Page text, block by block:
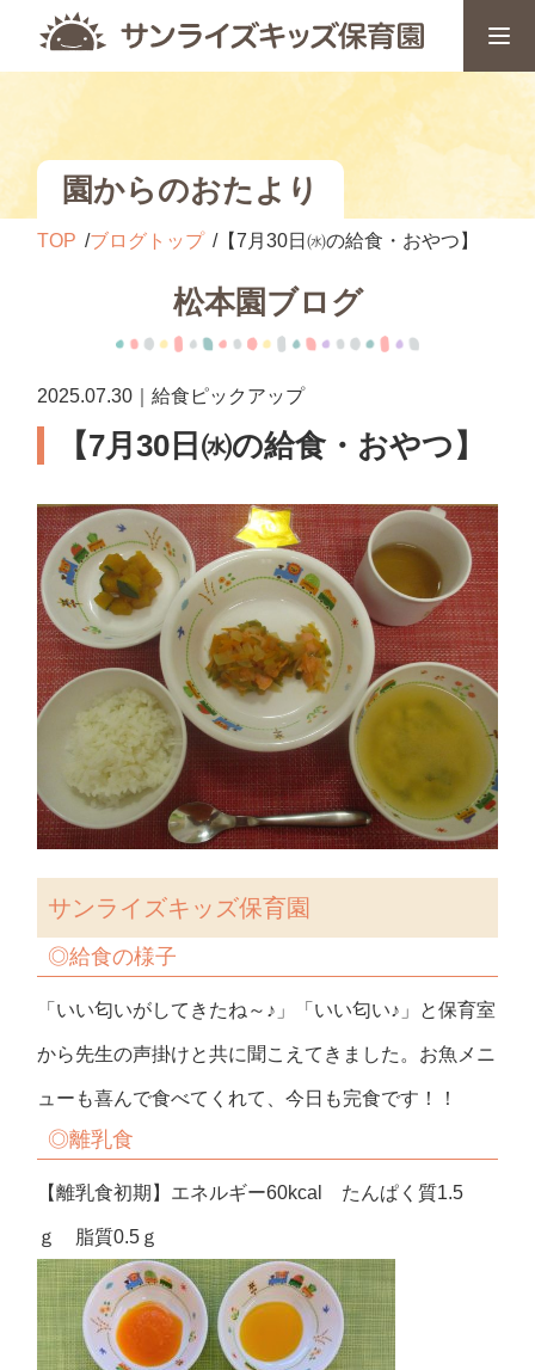
園からのおたより
TOP ブログトップ 【7月30日㈬の給食・おやつ】
松本園ブログ
2025.07.30｜給食ピックアップ
【7月30日㈬の給食・おやつ】
サンライズキッズ保育園
◎給食の様子
「いい匂いがしてきたね～♪」「いい匂い♪」と保育室
から先生の声掛けと共に聞こえてきました。お魚メニ
ューも喜んで食べてくれて、今日も完食です！！
◎離乳食
【離乳食初期】エネルギー60kcal たんぱく質1.5
ｇ 脂質0.5ｇ